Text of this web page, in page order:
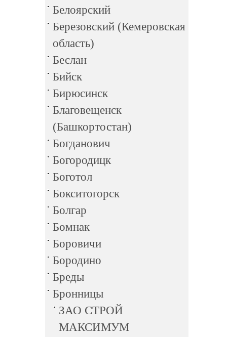
Белоярский
Березовский (Кемеровская
область)
Беслан
Бийск
Бирюсинск
Благовещенск
(Башкортостан)
Богданович
Богородицк
Боготол
Бокситогорск
Болгар
Бомнак
Боровичи
Бородино
Бреды
Бронницы
ЗАО СТРОЙ
МАКСИМУМ